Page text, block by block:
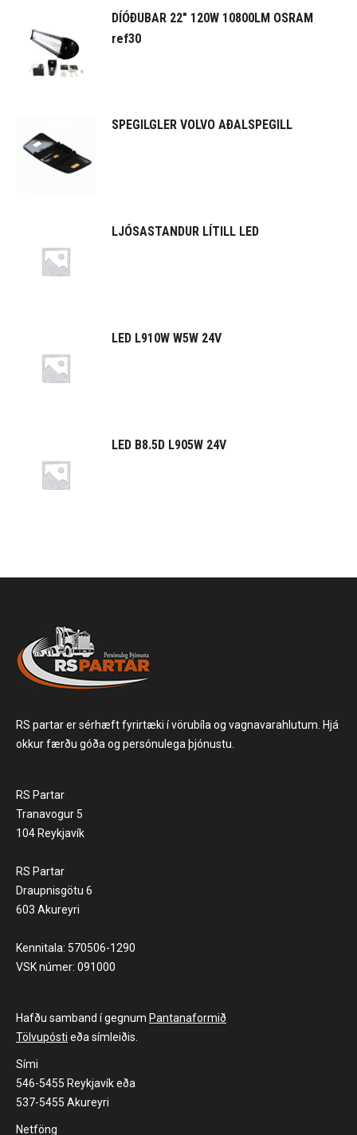
DÍÓÐUBAR 22" 120W 10800LM OSRAM
ref30
SPEGILGLER VOLVO AÐALSPEGILL
LJÓSASTANDUR LÍTILL LED
LED L910W W5W 24V
LED B8.5D L905W 24V
RS partar er sérhæft fyrirtæki í vörubíla og vagnavarahlutum. Hjá
okkur færðu góða og persónulega þjónustu.
RS Partar
Tranavogur 5
104 Reykjavík
RS Partar
Draupnisgötu 6
603 Akureyri
Kennitala: 570506-1290
VSK númer: 091000
Hafðu samband í gegnum Pantanaformið
Tölvupósti eða símleiðis.
Sími
546-5455 Reykjavík eða
537-5455 Akureyri
Netföng